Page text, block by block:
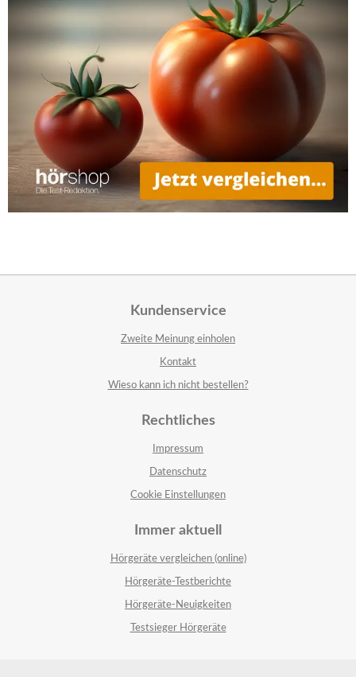
Kundenservice
Zweite Meinung einholen
Kontakt
Wieso kann ich nicht bestellen?
Rechtliches
Impressum
Datenschutz
Cookie Einstellungen
Immer aktuell
Hörgeräte vergleichen (online)
Hörgeräte-Testberichte
Hörgeräte-Neuigkeiten
Testsieger Hörgeräte